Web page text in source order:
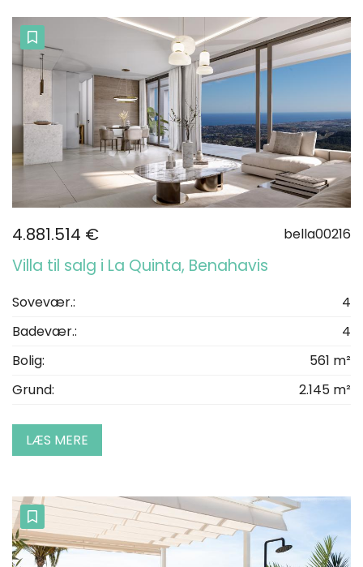
4.881.514 € bella00216
Villa til salg i La Quinta, Benahavis
Sovevær.:
4
Badevær.:
4
Bolig:
561 m²
Grund:
2.145 m²
LÆS MERE